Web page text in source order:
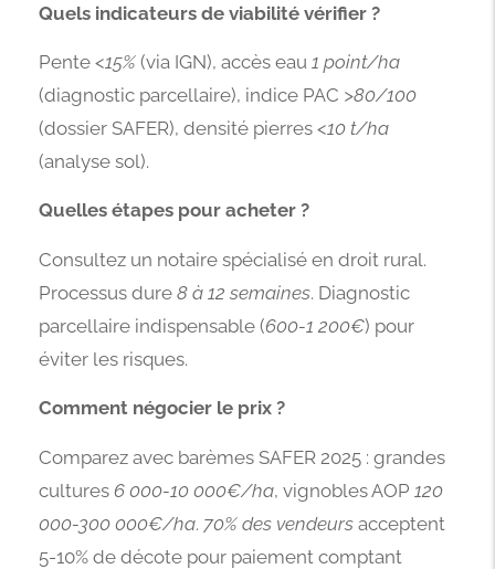
Quels indicateurs de viabilité vérifier ?
Pente <15% (via IGN), accès eau 1 point/ha
(diagnostic parcellaire), indice PAC >80/100
(dossier SAFER), densité pierres <10 t/ha
(analyse sol).
Quelles étapes pour acheter ?
Consultez un notaire spécialisé en droit rural.
Processus dure 8 à 12 semaines. Diagnostic
parcellaire indispensable (600-1 200€) pour
éviter les risques.
Comment négocier le prix ?
Comparez avec barèmes SAFER 2025 : grandes
cultures 6 000-10 000€/ha, vignobles AOP 120
000-300 000€/ha. 70% des vendeurs acceptent
5-10% de décote pour paiement comptant